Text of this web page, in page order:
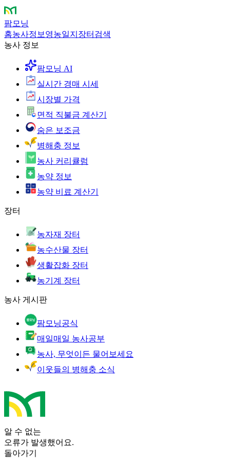
팜모닝
홈농사정보 영농일지 장터 검색
농사 정보
팜모닝 AI
실시간 경매 시세
시장별 가격
면적 직불금 계산기
숨은 보조금
병해충 정보
농사 커리큘럼
농약 정보
농약 비료 계산기
장터
농자재 장터
농수산물 장터
생활잡화 장터
농기계 장터
농사 게시판
팜모닝공식
매일매일 농사공부
농사, 무엇이든 물어보세요
이웃들의 병해충 소식
알 수 없는
오류가 발생했어요.
돌아가기